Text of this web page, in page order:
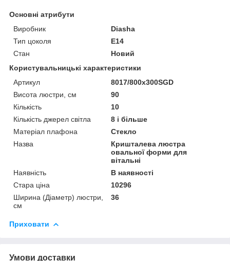
Основні атрибути
Виробник
Diasha
Тип цоколя
E14
Стан
Новий
Користувальницькі характеристики
Артикул
8017/800x300SGD
Висота люстри, см
90
Кількість
10
Кількість джерел світла
8 і більше
Матеріал плафона
Стекло
Назва
Кришталева люстра
овальної форми для
вітальні
Наявність
В наявності
Стара ціна
10296
Ширина (Діаметр) люстри,
см
36
Приховати
Умови доставки